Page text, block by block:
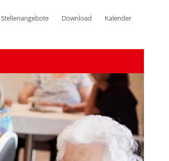
Stellenangebote Download Kalender